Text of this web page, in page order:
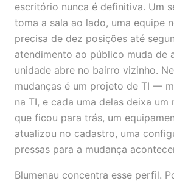
escritório nunca é definitiva. Um
toma a sala ao lado, uma equipe
precisa de dez posições até
atendimento ao público muda de
unidade abre no bairro vizinho.
mudanças é um projeto de TI —
na TI, e cada uma delas deixa
que ficou para trás, um
atualizou no cadastro, uma
pressas para a mudança
Blumenau concentra esse perfil.